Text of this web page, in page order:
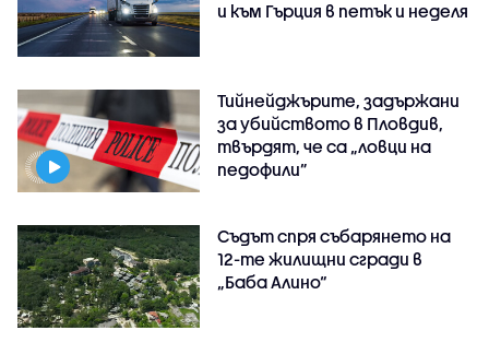
и към Гърция в петък и неделя
Тийнейджърите, задържани
за убийството в Пловдив,
твърдят, че са „ловци на
педофили”
Съдът спря събарянето на
12-те жилищни сгради в
„Баба Алино“